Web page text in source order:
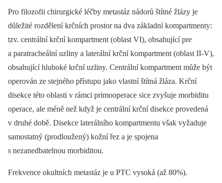
Pro filozofii chirurgické léčby metastáz nádorů štítné žlázy je
důležité rozdělení krčních prostor na dva základní kompartmenty:
tzv. centrální krční kompartment (oblast VI), obsahující pre
a paratracheální uzliny a laterální krční kompartment (oblast II-V),
obsahující hluboké krční uzliny. Centrální kompartment může být
operován ze stejného přístupu jako vlastní štítná žláza. Krční
disekce této oblasti v rámci primooperace sice zvyšuje morbiditu
operace, ale méně než když je centrální krční disekce provedená
v druhé době. Disekce laterálního kompartmentu však vyžaduje
samostatný (prodloužený) kožní řez a je spojena
s nezanedbatelnou morbiditou.
Frekvence okultních metastáz je u PTC vysoká (až 80%).